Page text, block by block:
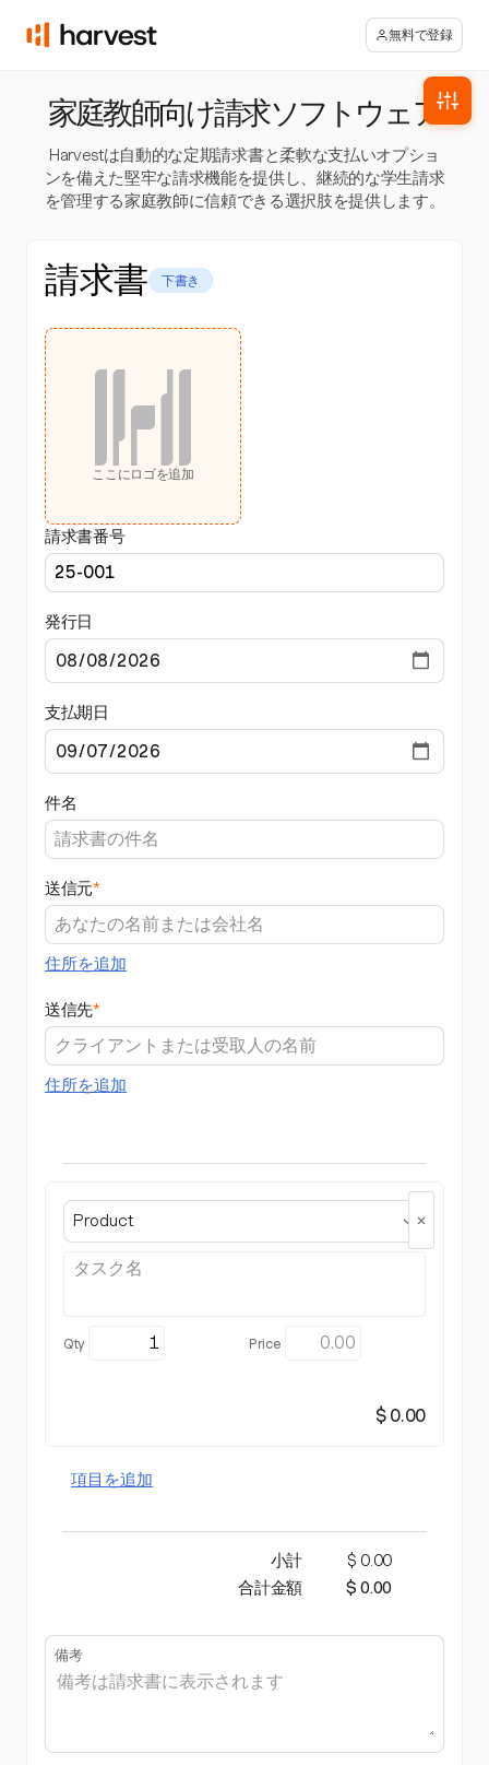
無料で登録
家庭教師向け請求ソフトウェア
Harvestは自動的な定期請求書と柔軟な支払いオプショ
ンを備えた堅牢な請求機能を提供し、継続的な学生請求
を管理する家庭教師に信頼できる選択肢を提供します。
請求書 下書き
ここにロゴを追加
請求書番号
発行日
支払期日
件名
送信元*
住所を追加
送信先*
住所を追加
Product
$ 0.00
項目を追加
小計
$ 0.00
合計金額
$ 0.00
備考